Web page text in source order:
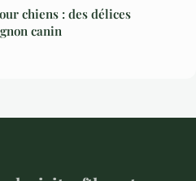
chiens : des délices
canin